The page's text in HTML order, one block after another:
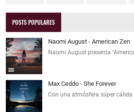
POSTS POPULARES
Naomi August - American Zen
Naomi August presenta
Max Ceddo - She Forever
Con una atmósfera súper